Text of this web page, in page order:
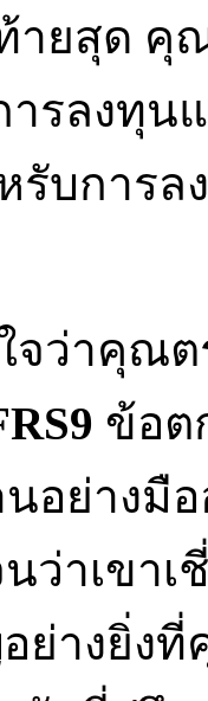
ายสุด คุ
ารลงทุน
รับการ
จว่าคุณ
ข้อต
นอย่าง
ว่าเขา
ย่างยิ่ง